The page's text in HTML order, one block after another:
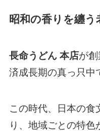
昭和の香りを纏う
長命うどん 本店が
済成長期の真っ只中
この時代、日本の食
り、地域ごとの特色